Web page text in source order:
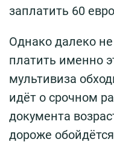
заплатить 60
Однако далеко
платить именно
мультивиза
идёт о срочном
документа
дороже